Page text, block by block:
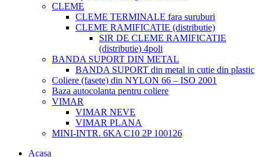
CLEME
CLEME TERMINALE fara suruburi
CLEME RAMIFICATIE (distributie)
SIR DE CLEME RAMIFICATIE
(distributie) 4poli
BANDA SUPORT DIN METAL
BANDA SUPORT din metal in cutie din plastic
Coliere (fasete) din NYLON 66 – ISO 2001
Baza autocolanta pentru coliere
VIMAR
VIMAR NEVE
VIMAR PLANA
MINI-INTR. 6KA C10 2P 100126
Acasa